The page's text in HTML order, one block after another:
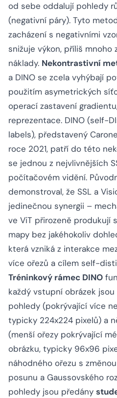
od sebe oddalují pohledy
(negativní páry). Tyto
zacházení s negativními
snižuje výkon, příliš
náklady. Nekontrastivní
a DINO se zcela vyhýbají
použitím asymetrických
operací zastavení
reprezentace. DINO (self-
labels), představený
roce 2021, patří do této
se jednou z nejvlivnějších
počítačovém vidění.
demonstroval, že SSL a
jedinečnou synergii –
ve ViT přirozeně produkují
mapy bez jakéhokoliv
která vzniká z interakce
více ořezů a cílem self-
Tréninkový rámec DINO
každý vstupní obrázek
pohledy (pokrývající více
typicky 224x224 pixelů) a
(menší ořezy pokrývající
obrázku, typicky 96x96
náhodného ořezu s
posunu a Gaussovského
pohledy jsou předány